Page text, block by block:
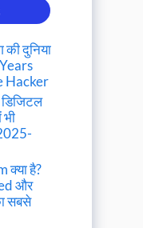
दुनिया
Hacker
भी
क्या है?
और
सबसे